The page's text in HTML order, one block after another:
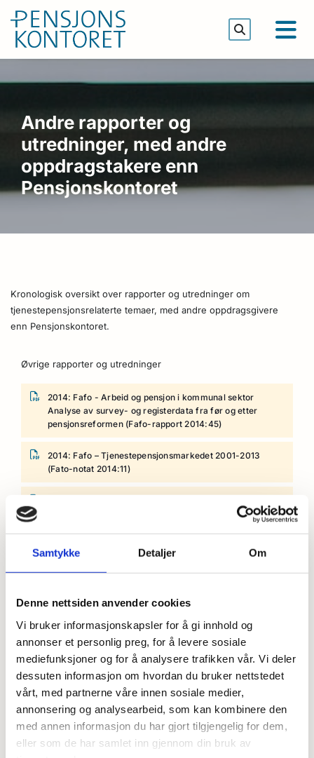
Samtykke Detaljer Om
Denne nettsiden anvender cookies
Vi bruker informasjonskapsler for å gi innhold og
annonser et personlig preg, for å levere sosiale
mediefunksjoner og for å analysere trafikken vår. Vi deler
dessuten informasjon om hvordan du bruker nettstedet
vårt, med partnerne våre innen sosiale medier,
annonsering og analysearbeid, som kan kombinere den
med annen informasjon du har gjort tilgjengelig for dem,
eller som de har samlet inn gjennom din bruk av
Andre rapporter og
utredninger, med andre
oppdragstakere enn
Pensjonskontoret
Kronologisk oversikt over rapporter og utredninger om
tjenestepensjonsrelaterte temaer, med andre oppdragsgivere
enn Pensjonskontoret.
Øvrige rapporter og utredninger
2014: Fafo - Arbeid og pensjon i kommunal sektor
Analyse av survey- og registerdata fra før og etter
pensjonsreformen (Fafo-rapport 2014:45)
2014: Fafo – Tjenestepensjonsmarkedet 2001-2013
(Fato-notat 2014:11)
i offentlig sektor
framtidas AFP-ordning for privat sektor
2005: Fafo – Utviklingen av offentlig tjenestepensjon. En
gjennomgang av sentrale utviklingstrek (Fafo-rapport
492)
2004: Econ Analyse AS – Kommunenes
pensjonskostnader – virkning av endringer i
markedsstruktur (rapport 2004-073)